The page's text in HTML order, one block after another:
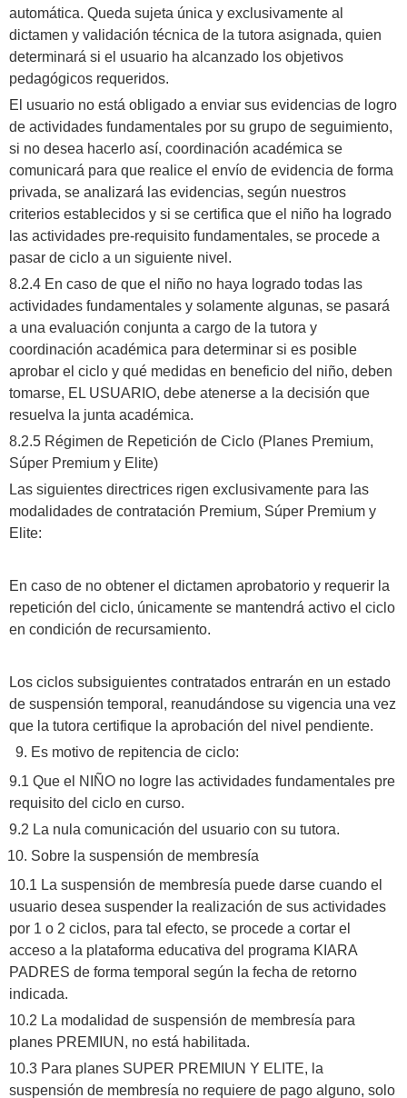
automática. Queda sujeta única y exclusivamente al
dictamen y validación técnica de la tutora asignada, quien
determinará si el usuario ha alcanzado los objetivos
pedagógicos requeridos.
​El usuario no está obligado a enviar sus evidencias de logro
de actividades fundamentales por su grupo de seguimiento,
si no desea hacerlo así, coordinación académica se
comunicará para que realice el envío de evidencia de forma
privada, se analizará las evidencias, según nuestros
criterios establecidos y si se certifica que el niño ha logrado
las actividades pre-requisito fundamentales, se procede a
pasar de ciclo a un siguiente nivel.
8.2.4 En caso de que el niño no haya logrado todas las
actividades fundamentales y solamente algunas, se pasará
a una evaluación conjunta a cargo de la tutora y
coordinación académica para determinar si es posible
aprobar el ciclo y qué medidas en beneficio del niño, deben
tomarse, EL USUARIO, debe atenerse a la decisión que
resuelva la junta académica.
8.2.5 Régimen de Repetición de Ciclo (Planes Premium,
Súper Premium y Elite)
​Las siguientes directrices rigen exclusivamente para las
modalidades de contratación Premium, Súper Premium y
Elite:
En caso de no obtener el dictamen aprobatorio y requerir la
repetición del ciclo, únicamente se mantendrá activo el ciclo
en condición de recursamiento.
Los ciclos subsiguientes contratados entrarán en un estado
de suspensión temporal, reanudándose su vigencia una vez
que la tutora certifique la aprobación del nivel pendiente.
Es motivo de repitencia de ciclo:
9.1 Que el NIÑO no logre las actividades fundamentales pre
requisito del ciclo en curso.
9.2 La nula comunicación del usuario con su tutora.
Sobre la suspensión de membresía
10.1 La suspensión de membresía puede darse cuando el
usuario desea suspender la realización de sus actividades
por 1 o 2 ciclos, para tal efecto, se procede a cortar el
acceso a la plataforma educativa del programa KIARA
PADRES de forma temporal según la fecha de retorno
indicada.
10.2 La modalidad de suspensión de membresía para
planes PREMIUN, no está habilitada.
10.3 Para planes SUPER PREMIUN Y ELITE, la
suspensión de membresía no requiere de pago alguno, solo